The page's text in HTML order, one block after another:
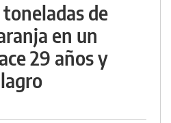
de
en un
29 años y